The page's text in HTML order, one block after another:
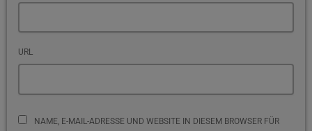
URL
NAME, E-MAIL-ADRESSE UND WEBSITE IN DIESEM BROWSER FÜR